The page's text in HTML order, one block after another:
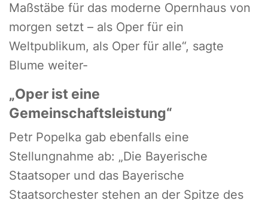
Maßstäbe für das moderne Opernhaus von
morgen setzt – als Oper für ein
Weltpublikum, als Oper für alle“, sagte
Blume weiter-
„Oper ist eine
Gemeinschaftsleistung“
Petr Popelka gab ebenfalls eine
Stellungnahme ab: „Die Bayerische
Staatsoper und das Bayerische
Staatsorchester stehen an der Spitze des